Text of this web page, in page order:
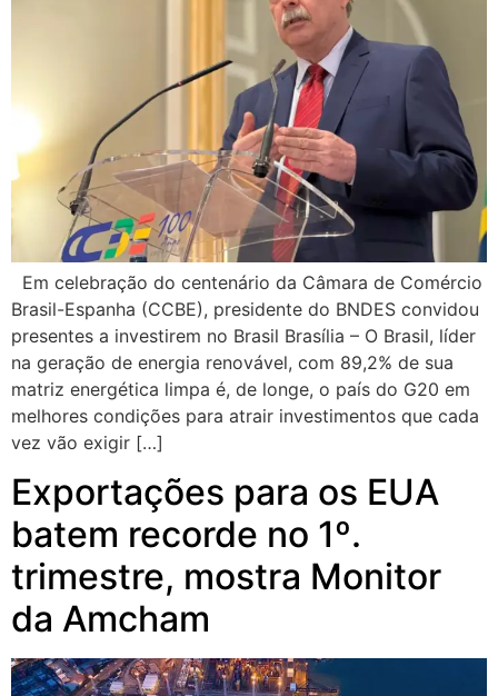
Em celebração do centenário da Câmara de Comércio
Brasil-Espanha (CCBE), presidente do BNDES convidou
presentes a investirem no Brasil Brasília – O Brasil, líder
na geração de energia renovável, com 89,2% de sua
matriz energética limpa é, de longe, o país do G20 em
melhores condições para atrair investimentos que cada
vez vão exigir […]
Exportações para os EUA
batem recorde no 1º.
trimestre, mostra Monitor
da Amcham